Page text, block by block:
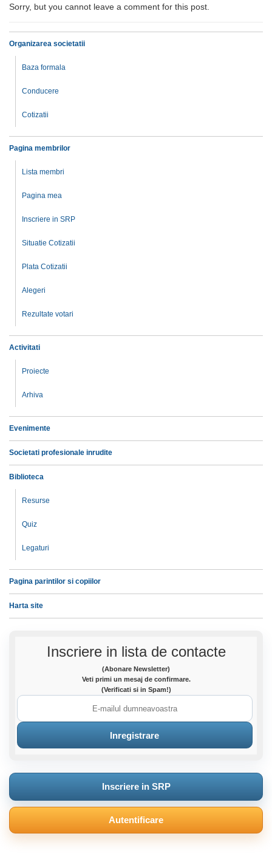
Sorry, but you cannot leave a comment for this post.
Organizarea societatii
Baza formala
Conducere
Cotizatii
Pagina membrilor
Lista membri
Pagina mea
Inscriere in SRP
Situatie Cotizatii
Plata Cotizatii
Alegeri
Rezultate votari
Activitati
Proiecte
Arhiva
Evenimente
Societati profesionale inrudite
Biblioteca
Resurse
Quiz
Legaturi
Pagina parintilor si copiilor
Harta site
Inscriere in lista de contacte
(Abonare Newsletter)
Veti primi un mesaj de confirmare.
(Verificati si in Spam!)
Inscriere in SRP
Autentificare